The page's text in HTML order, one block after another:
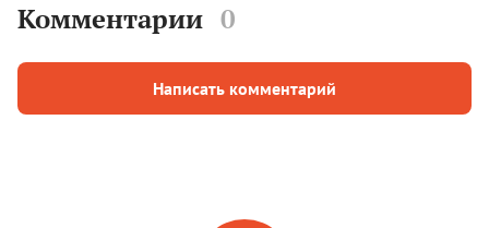
Комментарии 0
Написать комментарий